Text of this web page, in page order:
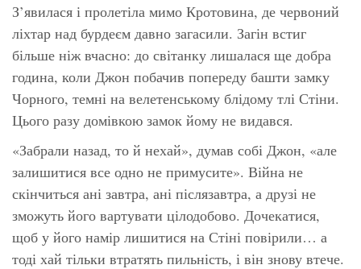
З’явилася і пролетіла мимо Кротовина, де червоний
ліхтар над бурдеєм давно загасили. Загін встиг
більше ніж вчасно: до світанку лишалася ще добра
година, коли Джон побачив попереду башти замку
Чорного, темні на велетенському блідому тлі Стіни.
Цього разу домівкою замок йому не видався.
«Забрали назад, то й нехай», думав собі Джон, «але
залишитися все одно не примусите». Війна не
скінчиться ані завтра, ані післязавтра, а друзі не
зможуть його вартувати цілодобово. Дочекатися,
щоб у його намір лишитися на Стіні повірили… а
тоді хай тільки втратять пильність, і він знову втече.